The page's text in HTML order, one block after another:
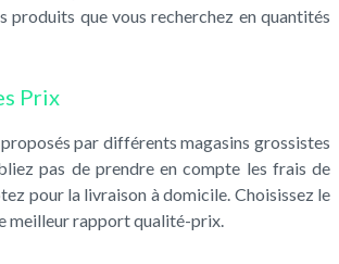
produits que vous recherchez en quantités
Prix
par différents magasins grossistes
pas de prendre en compte les frais de
pour la livraison à domicile. Choisissez le
meilleur rapport qualité-prix.